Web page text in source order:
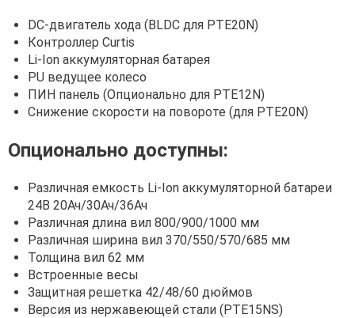
DC-двигатель хода (BLDC для PTE20N)
Контроллер Curtis
Li-Ion аккумуляторная батарея
PU ведущее колесо
ПИН панель (Опционально для PTE12N)
Снижение скорости на повороте (для PTE20N)
Опционально доступны:
Различная емкость Li-Ion аккумуляторной батареи
24В 20Ач/30Ач/36Ач
Различная длина вил 800/900/1000 мм
Различная ширина вил 370/550/570/685 мм
Толщина вил 62 мм
Встроенные весы
Защитная решетка 42/48/60 дюймов
Версия из нержавеющей стали (PTE15NS)